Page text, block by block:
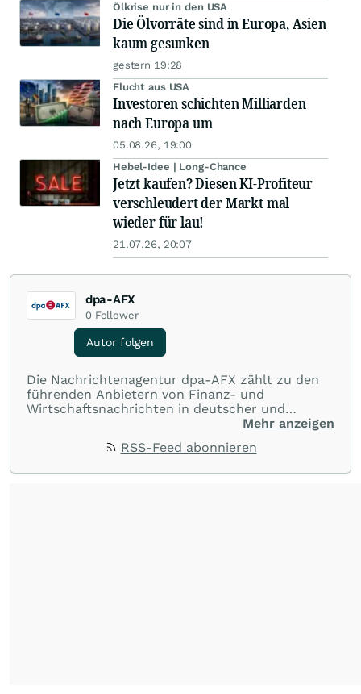
Ölkrise nur in den USA
Die Ölvorräte sind in Europa, Asien
kaum gesunken
gestern 19:28
Flucht aus USA
Investoren schichten Milliarden
nach Europa um
05.08.26, 19:00
Hebel-Idee | Long-Chance
Jetzt kaufen? Diesen KI-Profiteur
verschleudert der Markt mal
wieder für lau!
21.07.26, 20:07
dpa-AFX
0 Follower
Autor folgen
Die Nachrichtenagentur dpa-AFX zählt zu den
führenden Anbietern von Finanz- und
Wirtschaftsnachrichten in deutscher und
englischer Sprache. Gestützt auf ein
dpa-AFX unabhängig, zuverlässig und schnell
Mehr anzeigen
RSS-Feed abonnieren